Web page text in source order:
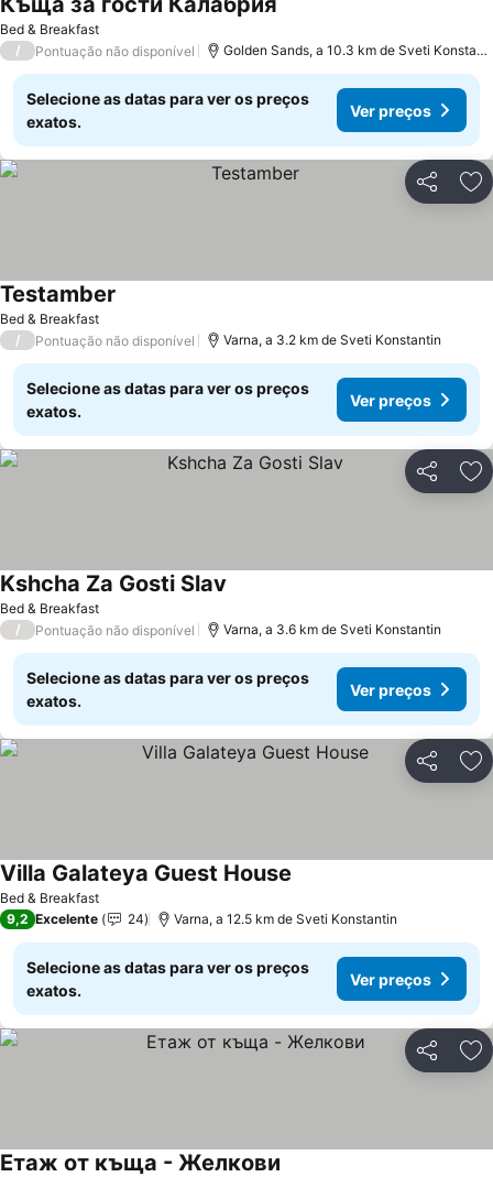
Bed & Breakfast
/ Pontuação não disponível Golden Sands, a 10.3 km de Sveti Konstantin
Selecione as datas para ver os preços
exatos.
Ver preços
Partilhar
Bed & Breakfast
Testamber
/ Pontuação não disponível Varna, a 3.2 km de Sveti Konstantin
Selecione as datas para ver os preços
exatos.
Ver preços
Partilhar
Bed & Breakfast
Kshcha Za Gosti Slav
/ Pontuação não disponível Varna, a 3.6 km de Sveti Konstantin
Selecione as datas para ver os preços
exatos.
Ver preços
Partilhar
Bed & Breakfast
Villa Galateya Guest House
9,2 Excelente 24 Varna, a 12.5 km de Sveti Konstantin
Selecione as datas para ver os preços
exatos.
Ver preços
Partilhar
Етаж от къща - Желкови